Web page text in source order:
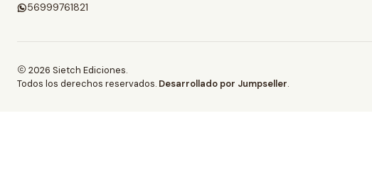
56999761821
2026 Sietch Ediciones.
Todos los derechos reservados. Desarrollado por Jumpseller.